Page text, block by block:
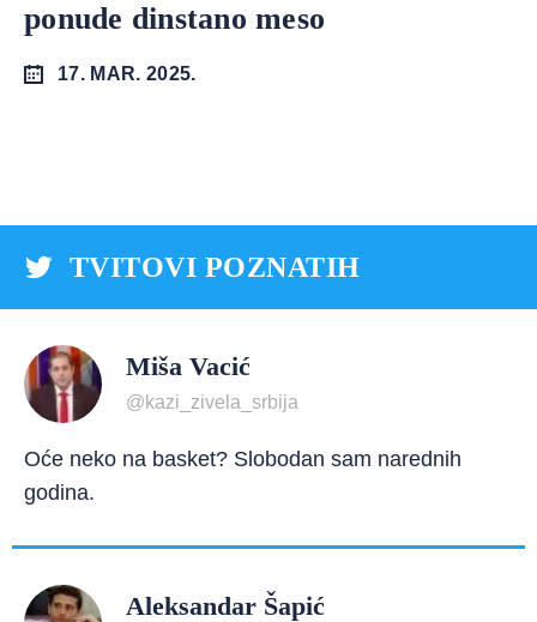
ponude dinstano meso
17. MAR. 2025.
TVITOVI POZNATIH
Miša Vacić
@kazi_zivela_srbija
Oće neko na basket? Slobodan sam narednih
godina.
Aleksandar Šapić